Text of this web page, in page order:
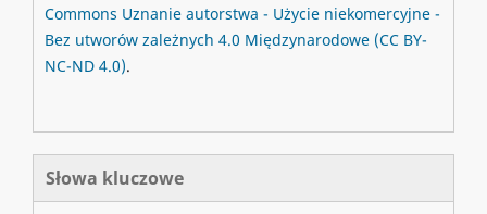
Commons Uznanie autorstwa - Użycie niekomercyjne -
Bez utworów zależnych 4.0 Międzynarodowe (CC BY-
NC-ND 4.0).
Słowa kluczowe